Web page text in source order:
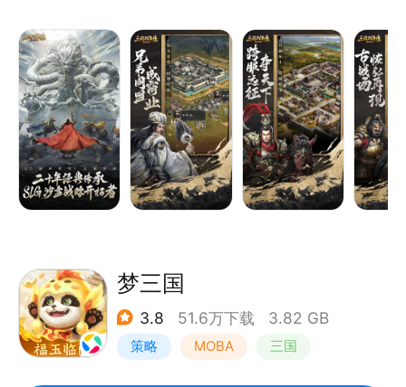
品基础品质打磨，专注于SLG品类研究，拒绝市面上所
有三国类游戏的数值堆砌、卡牌移植、推图过关玩法，
颠覆所有策略类游戏无操作、单交互、拼升级的固化游
戏设置。提供极高自由度的天下势力争夺模式，开放性
沙盘策略，无固定套路规则，原创多人特色玩法，精致
美术品质展现，不从众，不迎合，真心实意致敬三国史
诗，让你尽情调兵遣将，挥斥方遒。
宇峻奥汀正版授权的《三国群英传》
梦三国
3.8 51.6万下载 3.82 GB
策略 MOBA 三国
中国风